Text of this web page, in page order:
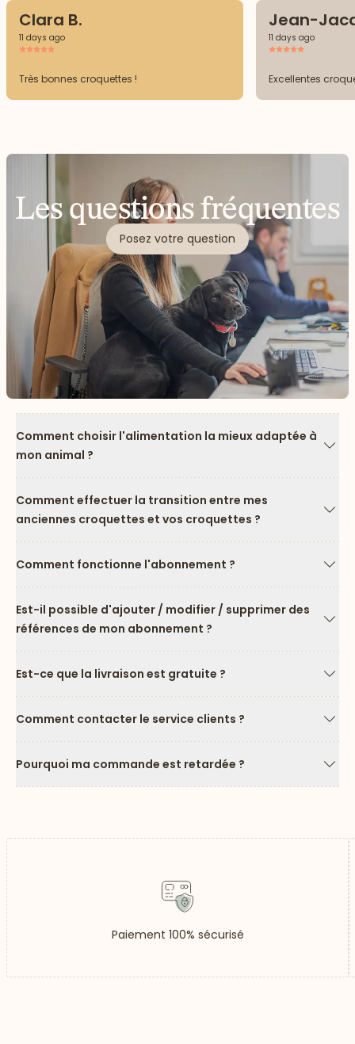
Clara B.
11 days ago
Très bonnes croquettes !
Jean-
11 days ago
Excellentes
Les questions fréquentes
Posez votre question
Comment choisir l'alimentation la mieux adaptée à
mon animal ?
Comment effectuer la transition entre mes
anciennes croquettes et vos croquettes ?
Comment fonctionne l'abonnement ?
Est-il possible d'ajouter / modifier / supprimer des
références de mon abonnement ?
Est-ce que la livraison est gratuite ?
Comment contacter le service clients ?
Pourquoi ma commande est retardée ?
Paiement 100% sécurisé